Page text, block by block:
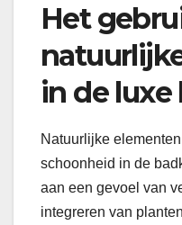
Het
in de
Natuurlijke
schoonheid in de
aan een gevoel van
integreren van